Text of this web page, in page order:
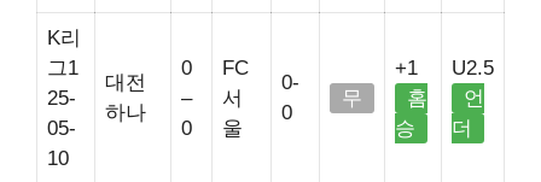
K리
그1
25-
05-
10
대전
하나
0
–
0
FC
서
울
0-
0
무
+1
홈
승
U2.5
언
더